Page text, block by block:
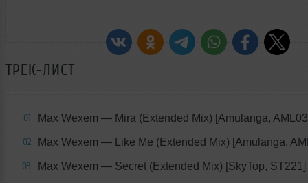
ТРЕК-ЛИСТ
01 Max Wexem — Mira (Extended Mix) [Amulanga,
02 Max Wexem — Like Me (Extended Mix) [Amulanga,
03 Max Wexem — Secret (Extended Mix) [SkyTop, ST221]